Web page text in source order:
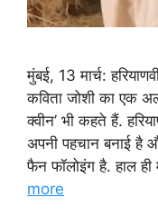
मुंबई, 13 मार्च:
कविता जोशी का एक
क्वीन’ भी कहते हैं.
अपनी पहचान बनाई है
फैन फॉलोइंग है. हाल
more